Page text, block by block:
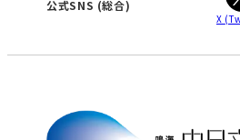
公式SNS (総合)
X